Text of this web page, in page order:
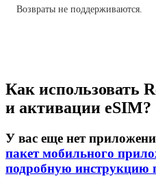
Возвраты не поддерживаются.
Как использовать
и активации eSIM?
У вас еще нет
пакет мобильного
подробную инструкцию